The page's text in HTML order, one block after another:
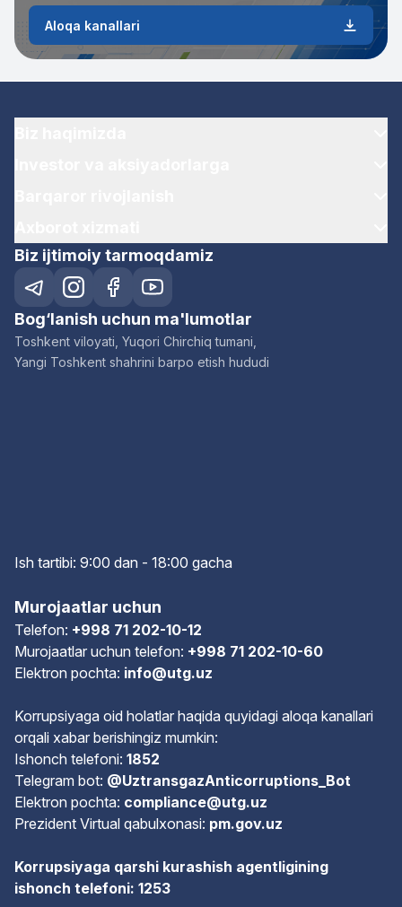
Aloqa kanallari
Biz ijtimoiy tarmoqdamiz
Bog‘lanish uchun ma'lumotlar
Toshkent viloyati, Yuqori Chirchiq tumani,
Yangi Toshkent shahrini barpo etish hududi
Ish tartibi: 9:00 dan - 18:00 gacha
Murojaatlar uchun
Telefon: +998 71 202-10-12
Murojaatlar uchun telefon: +998 71 202-10-60
Elektron pochta: info@utg.uz
Korrupsiyaga oid holatlar haqida quyidagi aloqa kanallari
orqali xabar berishingiz mumkin:
Ishonch telefoni: 1852
Telegram bot: @UztransgazAnticorruptions_Bot
Elektron pochta: compliance@utg.uz
Prezident Virtual qabulxonasi: pm.gov.uz
Korrupsiyaga qarshi kurashish agentligining
ishonch telefoni: 1253